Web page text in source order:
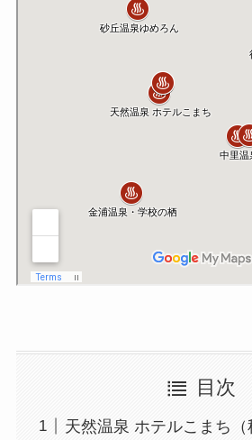
目次
天然温泉 ホテルこまち（